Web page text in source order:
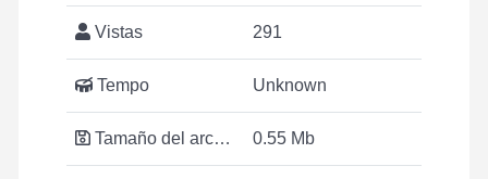
Vistas 291
Tempo Unknown
Tamaño del archivo 0.55 Mb